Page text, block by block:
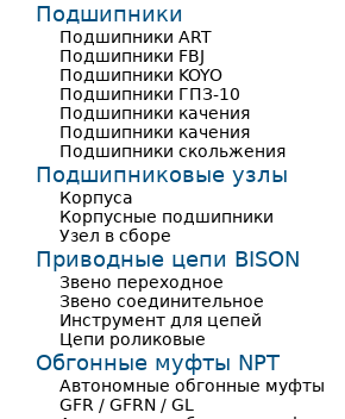
Подшипники
Подшипники ART
Подшипники FBJ
Подшипники KOYO
Подшипники ГПЗ-10
Подшипники качения
Подшипники качения
Подшипники скольжения
Подшипниковые узлы
Корпуса
Корпусные подшипники
Узел в сборе
Приводные цепи BISON
Звено переходное
Звено соединительное
Инструмент для цепей
Цепи роликовые
Обгонные муфты NPT
Автономные обгонные муфты
GFR / GFRN / GL